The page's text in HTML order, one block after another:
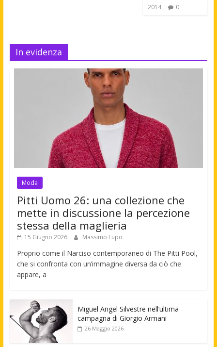
2014
0
In evidenza
Moda
Pitti Uomo 26: una collezione che
mette in discussione la percezione
stessa della maglieria
15 Giugno 2026 Massimo Lupo
Proprio come il Narciso contemporaneo di The Pitti Pool,
che si confronta con un’immagine diversa da ciò che
appare, a
Miguel Angel Silvestre nell’ultima
campagna di Giorgio Armani
26 Maggio 2026